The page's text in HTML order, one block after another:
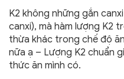
K2 không những gắn
canxi), mà hàm lượng K2
thừa khác trong chế độ
nữa ạ – Lượng K2 chuẩn
thức ăn mình có.